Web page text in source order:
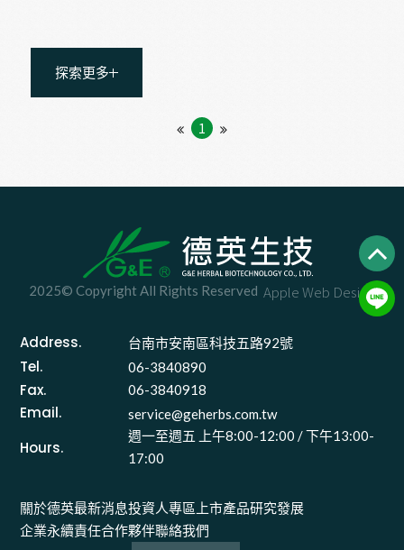
探索更多
1
2025© Copyright All Rights Reserved Apple Web Design
Address. 台南市安南區科技五路92號
Tel. 06-3840890
Fax. 06-3840918
Email. service@geherbs.com.tw
Hours.
週一至週五 上午8:00-12:00 / 下午13:00-
17:00
關於德英最新消息投資人專區 上市產品研究發展
企業永續責任合作夥伴聯絡我們